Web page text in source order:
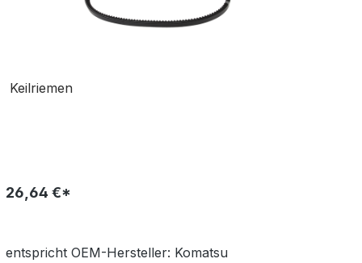
Keilriemen
26,64 €*
entspricht OEM-Hersteller: Komatsu